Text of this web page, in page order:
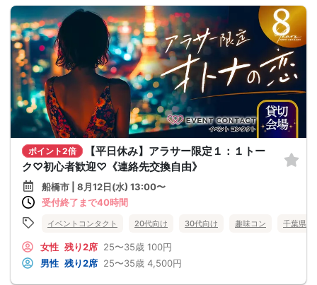
ポイント2倍
【平日休み】アラサー限定１：１トー
ク♡初心者歓迎♡《連絡先交換自由》
船橋市 | 8月12日(水) 13:00〜
受付終了まで40時間
イベントコンタクト 20代向け 30代向け 趣味コン 千葉県
女性 残り2席 25〜35歳 100円
男性 残り2席 25〜35歳 4,500円